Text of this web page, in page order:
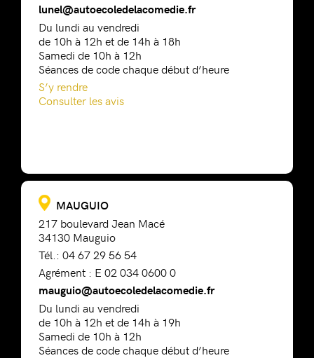
lunel@autoecoledelacomedie.fr
Du lundi au vendredi
de 10h à 12h et de 14h à 18h
Samedi de 10h à 12h
Séances de code chaque début d’heure
S’y rendre
Consulter les avis
MAUGUIO
217 boulevard Jean Macé
34130 Mauguio
Tél.: 04 67 29 56 54
Agrément : E 02 034 0600 0
mauguio@autoecoledelacomedie.fr
Du lundi au vendredi
de 10h à 12h et de 14h à 19h
Samedi de 10h à 12h
Séances de code chaque début d’heure